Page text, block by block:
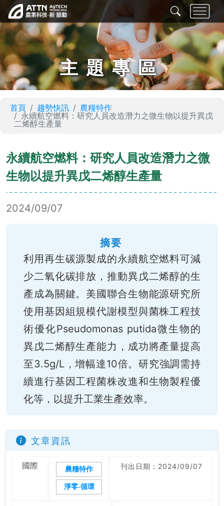
主題專區
首頁 趨勢快訊
農糧特作
永續航空燃料：研究人員改造潛力之微生物以提升異戊
二烯醇生產量
永續航空燃料：研究人員改造潛力之微
生物以提升異戊二烯醇生產量
2024/09/07
摘要
利用再生碳源製成的永續航空燃料可減
少二氧化碳排放，推動異戊二烯醇的生
產成為關鍵。美國聯合生物能源研究所
使用基因組規模代謝模型與菌株工程技
術優化Pseudomonas putida微生物的
異戊二烯醇生產能力，成功將產量提高
至3.5g/L，增幅達10倍。研究強調需持
續進行基因工程菌株改進和生物製程優
化等，以提升工業生產效率。
文章資訊
國際 農糧特作
淨零-循環
刊出日期：2024/09/07